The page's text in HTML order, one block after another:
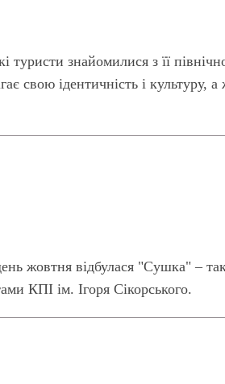
знайомилися з її
свою ідентичність і культуру,
жовтня відбулася "Сушка" – так
КПІ ім. Ігоря Сікорського.